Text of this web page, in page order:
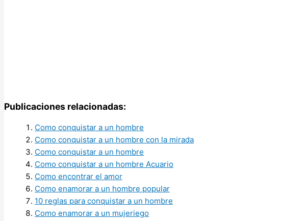
Publicaciones relacionadas:
Como conquistar a un hombre
Como conquistar a un hombre con la mirada
Como conquistar a un hombre
Como conquistar a un hombre Acuario
Como encontrar el amor
Como enamorar a un hombre popular
10 reglas para conquistar a un hombre
Como enamorar a un mujeriego